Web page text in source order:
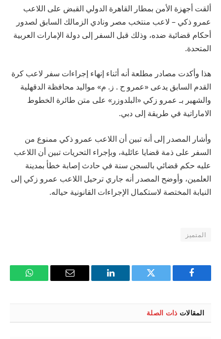
ألقت أجهزة الأمن بمطار القاهرة الدولي القبض على اللاعب
عمرو ذكي – لاعب منتخب مصر ونادي الزمالك السابق لصدور
أحكام قضائية ضده، وذلك قبل السفر إلى دولة الإمارات العربية
المتحدة.
هذا وأكدت مصادر مطلعة أنه أثناء إنهاء إجراءات سفر لاعب كرة
القدم السابق يدعى «عمرو ح . ز. م» مواليد محافظة الدقهلية
والشهير بـ عمرو زكي «البلدوزر» على متن طائرة الخطوط
الاماراتية في طريقة إلى دبي.
وأشار المصدر إلى أنه تبين أن اللاعب عمرو ذكي ممنوع من
السفر على ذمة قضايا عائلية، وبإجراء التحريات تبين أن اللاعب
عليه حكم قضائي بالسجن سنة في حادث إصابة خطأ بمدينة
العلمين، وأوضح المصدر أنه جاري ترحيل اللاعب عمرو زكي إلى
النيابة المختصة لاستكمال الإجراءات القانونية حياله.
المتميز
فيسبوك تويتر لينكدإن
البريد
واتساب
المقالات ذات الصلة